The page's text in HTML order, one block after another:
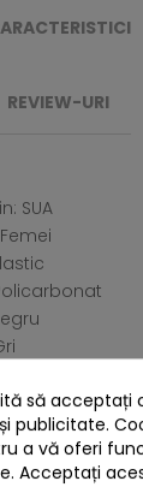
REVIEW-URI
SUA
mm
să acceptați
publicitate.
a vă oferi
Acceptați